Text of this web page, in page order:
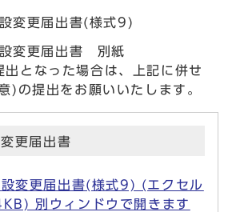
変更届出書(様式9)
変更届出書 別紙
出となった場合は、上記に併せ
)の提出をお願いいたします。
更届出書
変更届出書(様式9) (エクセル
別ウィンドウで開きます